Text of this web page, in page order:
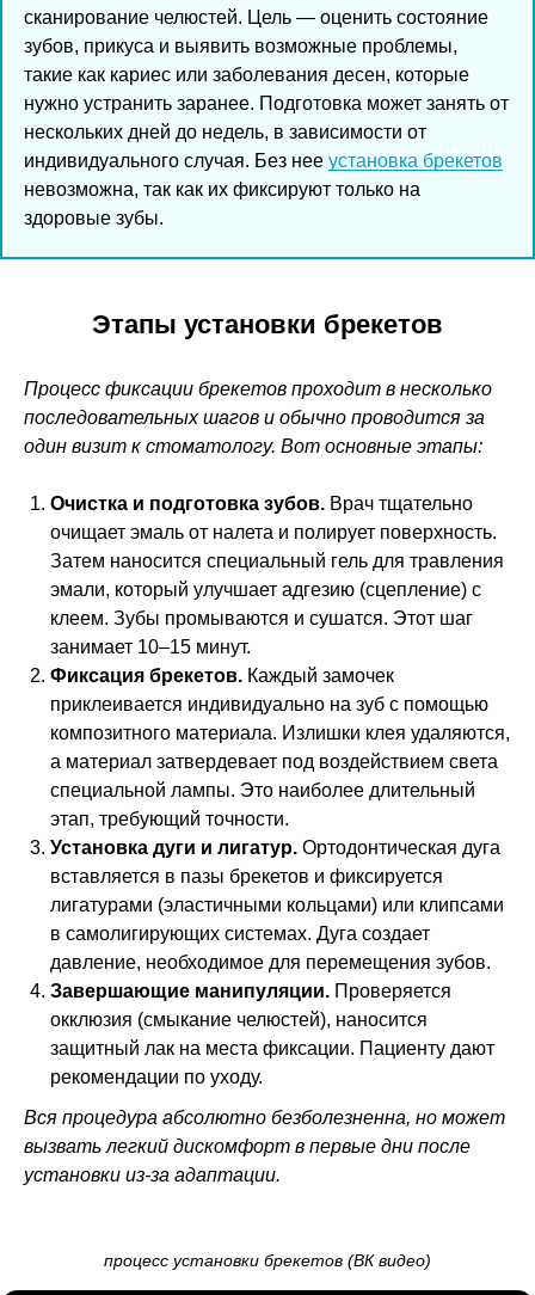
сканирование челюстей. Цель — оценить состояние
зубов, прикуса и выявить возможные проблемы,
такие как кариес или заболевания десен, которые
нужно устранить заранее. Подготовка может занять от
нескольких дней до недель, в зависимости от
индивидуального случая. Без нее установка брекетов
невозможна, так как их фиксируют только на
здоровые зубы.
Этапы установки брекетов
Процесс фиксации брекетов проходит в несколько
последовательных шагов и обычно проводится за
один визит к стоматологу. Вот основные этапы:
Очистка и подготовка зубов. Врач тщательно
очищает эмаль от налета и полирует поверхность.
Затем наносится специальный гель для травления
эмали, который улучшает адгезию (сцепление) с
клеем. Зубы промываются и сушатся. Этот шаг
занимает 10–15 минут.
Фиксация брекетов. Каждый замочек
приклеивается индивидуально на зуб с помощью
композитного материала. Излишки клея удаляются,
а материал затвердевает под воздействием света
специальной лампы. Это наиболее длительный
этап, требующий точности.
Установка дуги и лигатур. Ортодонтическая дуга
вставляется в пазы брекетов и фиксируется
лигатурами (эластичными кольцами) или клипсами
в самолигирующих системах. Дуга создает
давление, необходимое для перемещения зубов.
Завершающие манипуляции. Проверяется
окклюзия (смыкание челюстей), наносится
защитный лак на места фиксации. Пациенту дают
рекомендации по уходу.
Вся процедура абсолютно безболезненна, но может
вызвать легкий дискомфорт в первые дни после
установки из-за адаптации.
процесс установки брекетов (ВК видео)